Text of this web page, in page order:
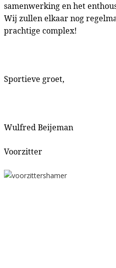
samenwerking en het
Wij zullen elkaar nog
prachtige complex!
Sportieve groet,
Wulfred Beijeman
Voorzitter